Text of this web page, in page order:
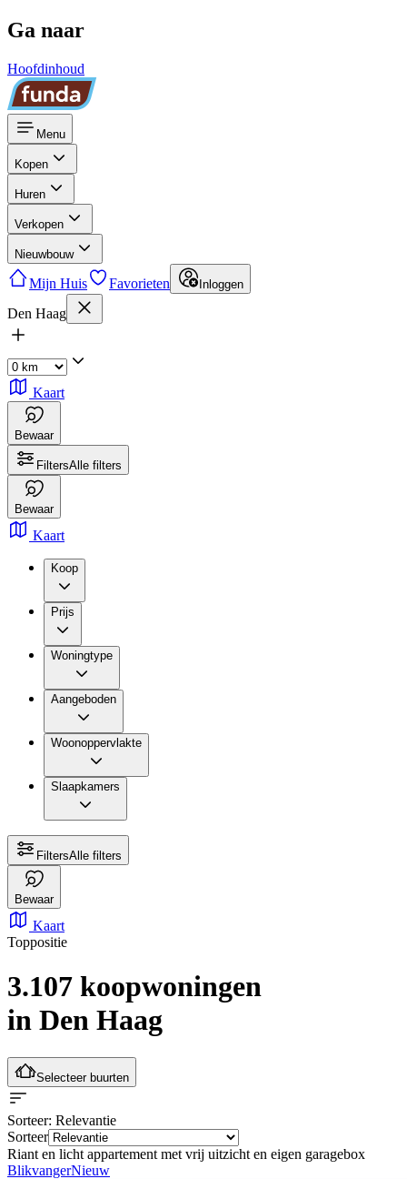
Ga naar
Hoofdinhoud
Menu
Kopen
Huren
Verkopen
Nieuwbouw
Mijn Huis Favorieten Inloggen
Den Haag
Kaart
Bewaar
FiltersAlle filters
Bewaar
Kaart
Koop
Prijs
Woningtype
Aangeboden
Woonoppervlakte
Slaapkamers
FiltersAlle filters
Bewaar
Kaart
Toppositie
3.107 koopwoningen
in Den Haag
Selecteer buurten
Sorteer: Relevantie
Sorteer
Riant en licht appartement met vrij uitzicht en eigen garagebox
BlikvangerNieuw